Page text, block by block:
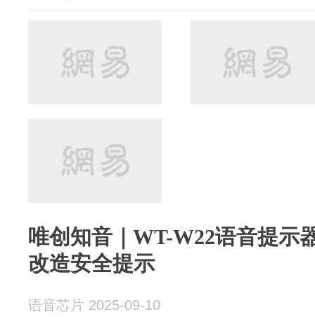
唯创知音｜WT-W22语音提示
改造安全提示
语音芯片 2025-09-10